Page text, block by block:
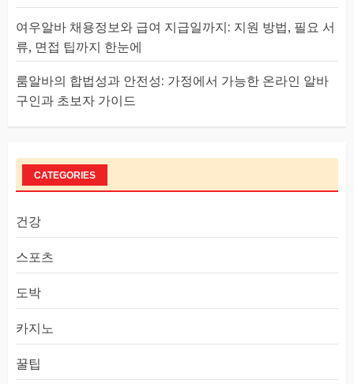
여우알바 채용정보와 급여 지급일까지: 지원 방법, 필요 서
류, 면접 팁까지 한눈에
룸알바의 합법성과 안전성: 가정에서 가능한 온라인 알바
구인과 초보자 가이드
CATEGORIES
건강
스포츠
도박
카지노
꿀팁